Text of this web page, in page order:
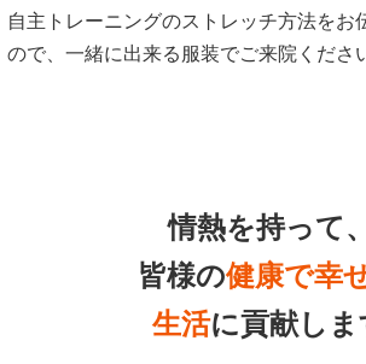
自主トレーニングのストレッチ方法をお
ので、一緒に出来る服装でご来院くださ
情熱を持って、
皆様の健康で幸
生活に貢献しま